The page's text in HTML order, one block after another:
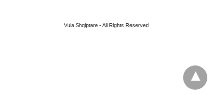
Vula Shqiptare - All Rights Reserved